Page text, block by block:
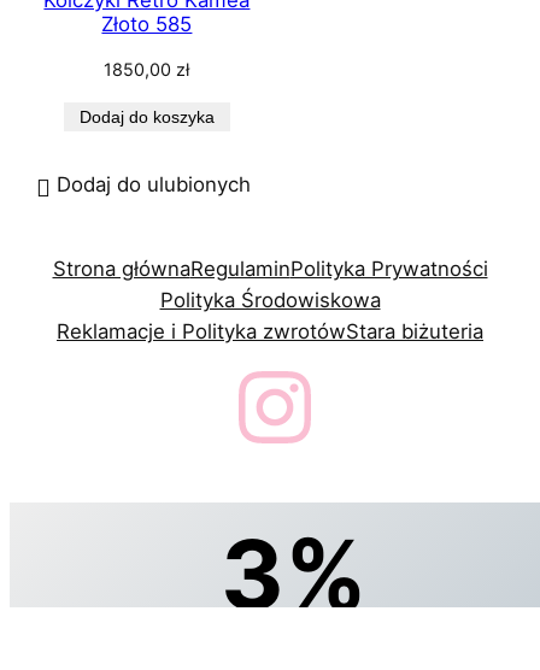
Złoto 585
1850,00 zł
Dodaj do koszyka
Dodaj do ulubionych
Strona głównaRegulaminPolityka Prywatności
Polityka Środowiskowa
Reklamacje i Polityka zwrotówStara biżuteria
3%